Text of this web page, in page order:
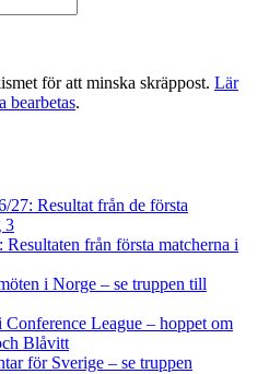
för att minska skräppost. Lär
bearbetas.
27: Resultat från de första
3
från första matcherna i
i Norge – se truppen till
Conference League – hoppet om
Blåvitt
för Sverige – se truppen